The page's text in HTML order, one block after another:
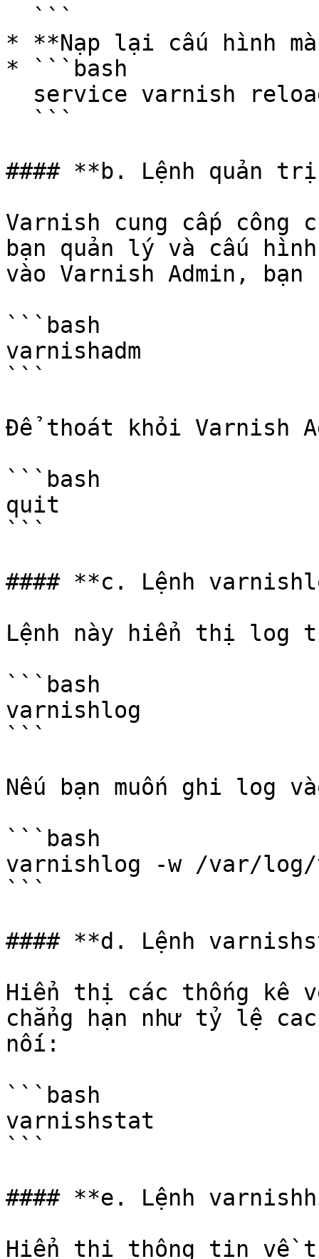
* **Nạp lại cấu hình
* ```bash
#### **b. Lệnh quản
Varnish cung cấp công
bạn quản lý và cấu
vào Varnish Admin, bạn
```bash
varnishadm
```
Để thoát khỏi Varnish
```bash
quit
```
#### **c. Lệnh
Lệnh này hiển thị log
```bash
varnishlog
```
Nếu bạn muốn ghi log
```bash
varnishlog -w /var/
```
#### **d. Lệnh
Hiển thị các thống kê
chẳng hạn như tỷ lệ
nối:
```bash
varnishstat
```
#### **e. Lệnh
Hiển thị thông tin về